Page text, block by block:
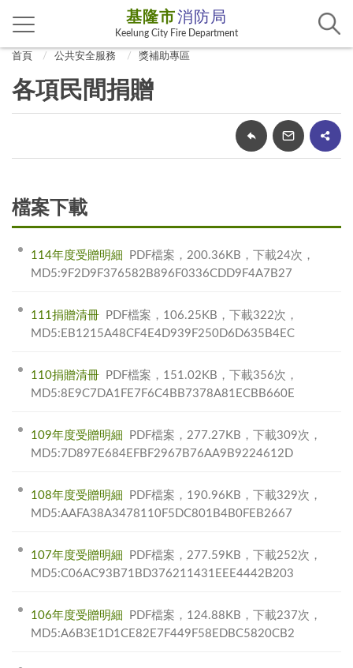
基隆市消防局
Keelung City Fire Department
首頁 公共安全服務 獎補助專區
各項民間捐贈
檔案下載
114年度受贈明細
PDF檔案，200.36KB，下載24次，
MD5:9F2D9F376582B896F0336CDD9F4A7B27
111捐贈清冊
PDF檔案，106.25KB，下載322次，
MD5:EB1215A48CF4E4D939F250D6D635B4EC
110捐贈清冊
PDF檔案，151.02KB，下載356次，
MD5:8E9C7DA1FE7F6C4BB7378A81ECBB660E
109年度受贈明細
PDF檔案，277.27KB，下載309次，
MD5:7D897E684EFBF2967B76AA9B9224612D
108年度受贈明細
PDF檔案，190.96KB，下載329次，
MD5:AAFA38A3478110F5DC801B4B0FEB2667
107年度受贈明細
PDF檔案，277.59KB，下載252次，
MD5:C06AC93B71BD376211431EEE4442B203
106年度受贈明細
PDF檔案，124.88KB，下載237次，
MD5:A6B3E1D1CE82E7F449F58EDBC5820CB2